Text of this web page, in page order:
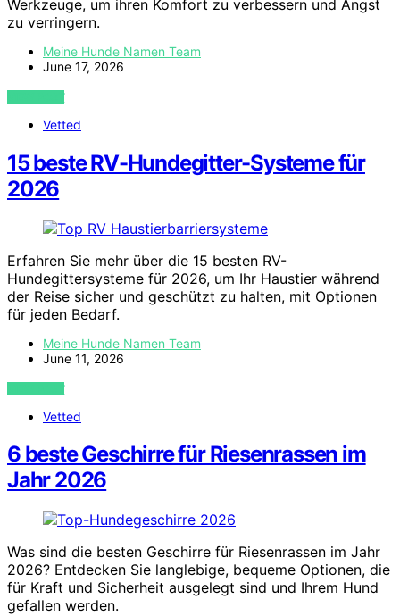
Werkzeuge, um ihren Komfort zu verbessern und Angst
zu verringern.
Meine Hunde Namen Team
June 17, 2026
VIEW POST
Vetted
15 beste RV-Hundegitter-Systeme für
2026
Erfahren Sie mehr über die 15 besten RV-
Hundegittersysteme für 2026, um Ihr Haustier während
der Reise sicher und geschützt zu halten, mit Optionen
für jeden Bedarf.
Meine Hunde Namen Team
June 11, 2026
VIEW POST
Vetted
6 beste Geschirre für Riesenrassen im
Jahr 2026
Was sind die besten Geschirre für Riesenrassen im Jahr
2026? Entdecken Sie langlebige, bequeme Optionen, die
für Kraft und Sicherheit ausgelegt sind und Ihrem Hund
gefallen werden.